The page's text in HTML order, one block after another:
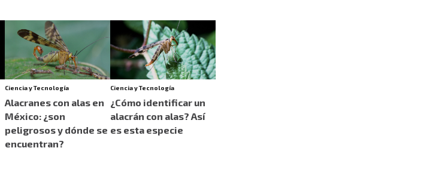
Ciencia y Tecnología
Alacranes con alas en
México: ¿son
peligrosos y dónde se
encuentran?
Ciencia y Tecnología
¿Cómo identificar un
alacrán con alas? Así
es esta especie